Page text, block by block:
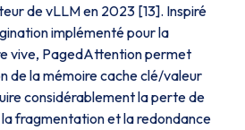
de vLLM en 2023 [13]. Inspiré
implémenté pour la
vive, PagedAttention permet
de la mémoire cache clé/valeur
considérablement la perte de
fragmentation et la redondance